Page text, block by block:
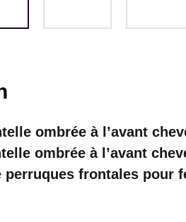
ombrée à l’avant
ombrée à l’avant
frontales pour